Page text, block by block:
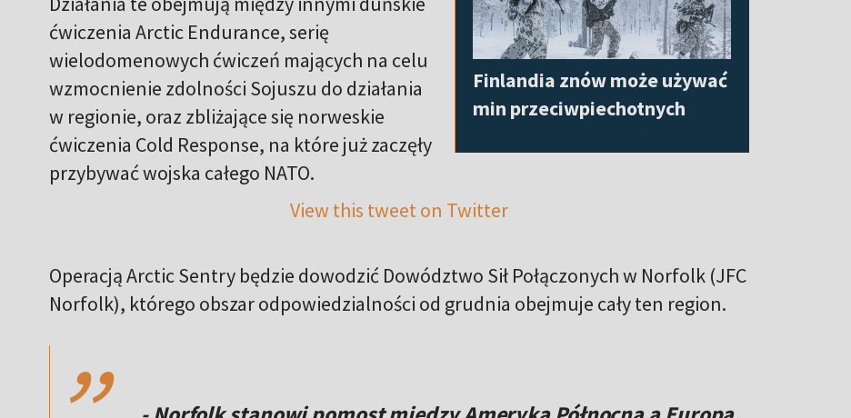
Finlandia znów może używać
min przeciwpiechotnych
ćwiczenia Arctic Endurance, serię
wielodomenowych ćwiczeń mających na celu
wzmocnienie zdolności Sojuszu do działania
w regionie, oraz zbliżające się norweskie
ćwiczenia Cold Response, na które już zaczęły
przybywać wojska całego NATO.
View this tweet on Twitter
Operacją Arctic Sentry będzie dowodzić Dowództwo Sił Połączonych w Norfolk (JFC
Norfolk), którego obszar odpowiedzialności od grudnia obejmuje cały ten region.
,,